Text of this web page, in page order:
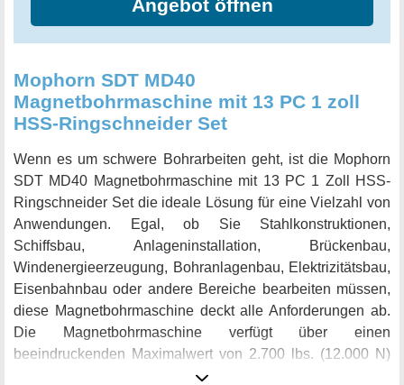
Angebot öffnen
Mophorn SDT MD40
Magnetbohrmaschine mit 13 PC 1 zoll
HSS-Ringschneider Set
Wenn es um schwere Bohrarbeiten geht, ist die Mophorn
SDT MD40 Magnetbohrmaschine mit 13 PC 1 Zoll HSS-
Ringschneider Set die ideale Lösung für eine Vielzahl von
Anwendungen. Egal, ob Sie Stahlkonstruktionen,
Schiffsbau, Anlageninstallation, Brückenbau,
Windenergieerzeugung, Bohranlagenbau, Elektrizitätsbau,
Eisenbahnbau oder andere Bereiche bearbeiten müssen,
diese Magnetbohrmaschine deckt alle Anforderungen ab.
Die Magnetbohrmaschine verfügt über einen
beeindruckenden Maximalwert von 2.700 lbs. (12.000 N)
und eine Werkzeughalterung mit einem 3/4-Zoll-